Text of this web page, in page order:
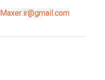
Maxer.ir@gmail.com